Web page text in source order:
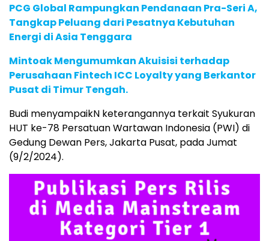
PCG Global Rampungkan Pendanaan Pra-Seri A,
Tangkap Peluang dari Pesatnya Kebutuhan
Energi di Asia Tenggara
Mintoak Mengumumkan Akuisisi terhadap
Perusahaan Fintech ICC Loyalty yang Berkantor
Pusat di Timur Tengah.
Budi menyampaikN keterangannya terkait Syukuran
HUT ke-78 Persatuan Wartawan Indonesia (PWI) di
Gedung Dewan Pers, Jakarta Pusat, pada Jumat
(9/2/2024).